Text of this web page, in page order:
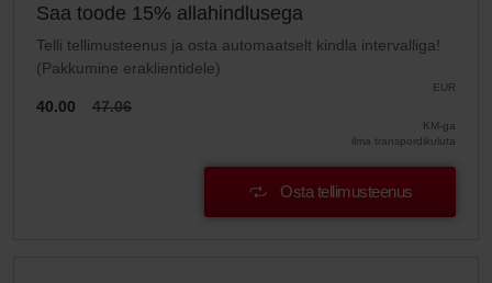
Saa toode 15% allahindlusega
Telli tellimusteenus ja osta automaatselt kindla intervalliga!
(Pakkumine eraklientidele)
EUR
40.00 47.06
KM-ga
ilma transpordikuluta
Osta tellimusteenus